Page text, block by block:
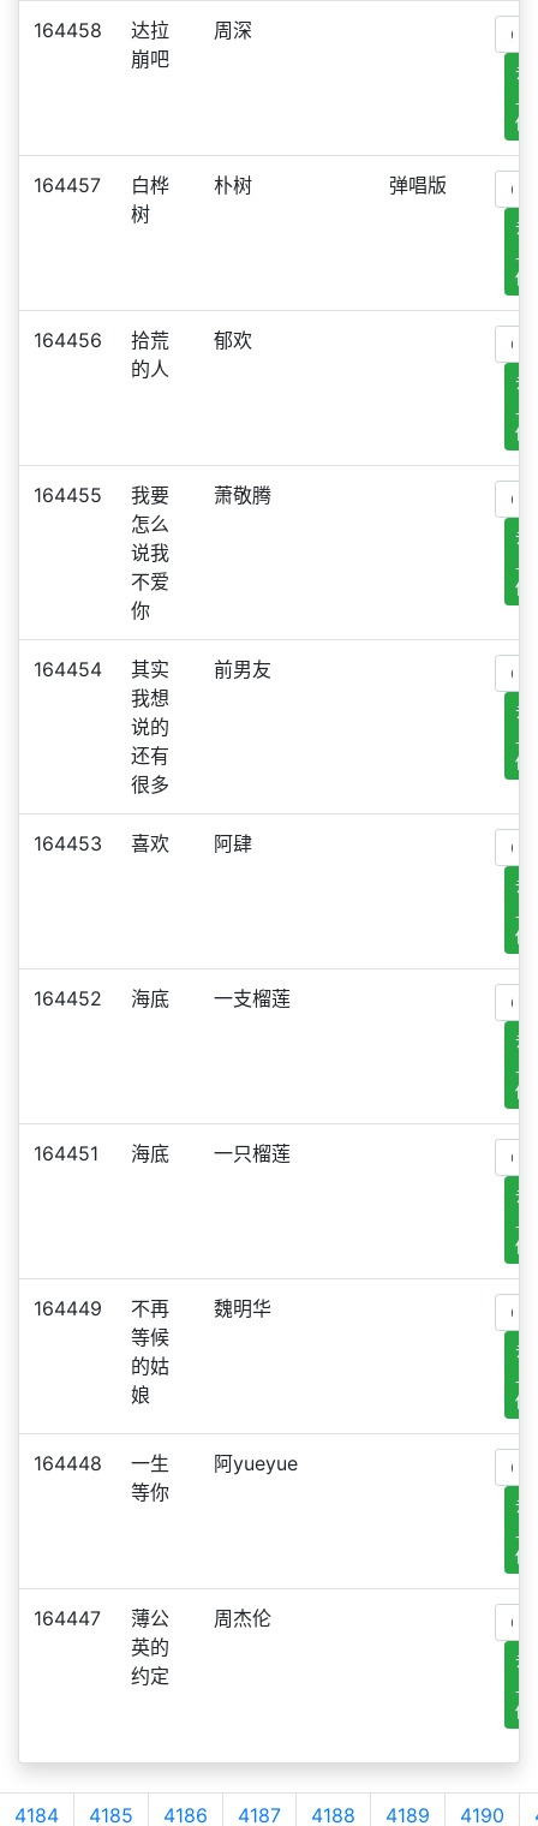
164458
达拉
崩吧
周深
去
传
164457
白桦
树
朴树 弹唱版
去
传
164456
拾荒
的人
郁欢
去
传
164455
我要
怎么
说我
不爱
你
萧敬腾
去
传
164454
其实
我想
说的
还有
很多
前男友
去
传
164453 喜欢 阿肆
去
传
164452 海底 一支榴莲
去
传
164451 海底 一只榴莲
去
传
164449
不再
等候
的姑
娘
魏明华
去
传
164448
一生
等你
阿yueyue
去
传
164447
薄公
英的
约定
周杰伦
去
传
4184 4185 4186 4187 4188 4189 4190